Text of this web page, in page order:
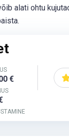
alati ohtu
€